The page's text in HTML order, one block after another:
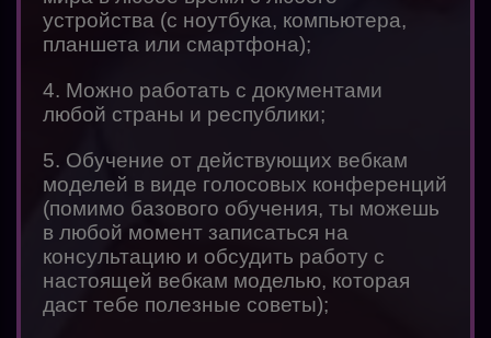
устройства (с ноутбука, компьютера,
планшета или смартфона);
4. Можно работать с документами
любой страны и республики;
5. Обучение от действующих вебкам
моделей в виде голосовых конференций
(помимо базового обучения, ты можешь
в любой момент записаться на
консультацию и обсудить работу с
настоящей вебкам моделью, которая
даст тебе полезные советы);